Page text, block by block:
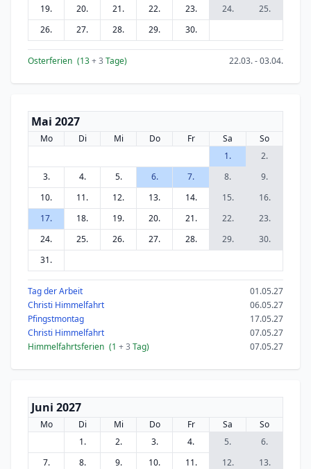
19. 20. 21. 22. 23. 24.
25.
26.
27. 28. 29. 30.
Osterferien (13+ 3 Tage) 22.03. - 03.04.
Mai 2027
Mo Di Mi Do Fr Sa
So
1.
2.
3.
4. 5. 6. 7. 8.
9.
10.
11. 12. 13. 14. 15.
16.
17.
18. 19. 20. 21. 22.
23.
24.
25. 26. 27. 28. 29.
30.
31.
Tag der Arbeit
01.05.27
Christi Himmelfahrt
06.05.27
Pfingstmontag
17.05.27
Christi Himmelfahrt
07.05.27
Himmelfahrtsferien (1 + 3 Tag) 07.05.27
Juni 2027
Mo Di Mi Do Fr Sa
So
1.
2. 3. 4. 5.
6.
7.
8. 9. 10. 11. 12.
13.